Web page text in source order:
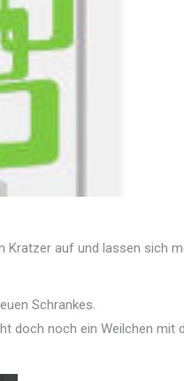
Kratzer auf und lassen sich
Schrankes.
doch noch ein Weilchen mit